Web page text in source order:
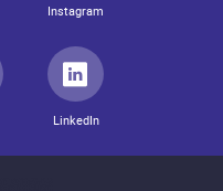
Instagram
LinkedIn